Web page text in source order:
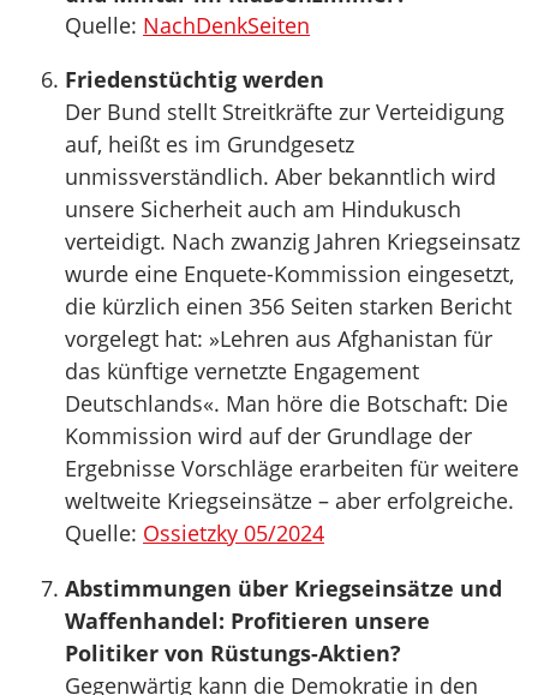
Quelle: NachDenkSeiten
Friedenstüchtig werden
Der Bund stellt Streitkräfte zur Verteidigung
auf, heißt es im Grundgesetz
unmissverständlich. Aber bekanntlich wird
unsere Sicherheit auch am Hindukusch
verteidigt. Nach zwanzig Jahren Kriegseinsatz
wurde eine Enquete-Kommission eingesetzt,
die kürzlich einen 356 Seiten starken Bericht
vorgelegt hat: »Lehren aus Afghanistan für
das künftige vernetzte Engagement
Deutschlands«. Man höre die Botschaft: Die
Kommission wird auf der Grundlage der
Ergebnisse Vorschläge erarbeiten für weitere
weltweite Kriegseinsätze – aber erfolgreiche.
Quelle: Ossietzky 05/2024
Abstimmungen über Kriegseinsätze und
Waffenhandel: Profitieren unsere
Politiker von Rüstungs-Aktien?
Gegenwärtig kann die Demokratie in den